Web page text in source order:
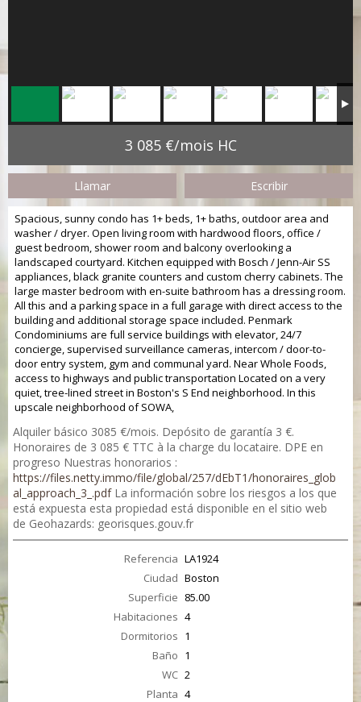
3 085 €/mois HC
Llamar Escribir
Spacious, sunny condo has 1+ beds, 1+ baths, outdoor area and
washer / dryer. Open living room with hardwood floors, office /
guest bedroom, shower room and balcony overlooking a
landscaped courtyard. Kitchen equipped with Bosch / Jenn-Air SS
appliances, black granite counters and custom cherry cabinets. The
large master bedroom with en-suite bathroom has a dressing room.
All this and a parking space in a full garage with direct access to the
building and additional storage space included. Penmark
Condominiums are full service buildings with elevator, 24/7
concierge, supervised surveillance cameras, intercom / door-to-
door entry system, gym and communal yard. Near Whole Foods,
access to highways and public transportation Located on a very
quiet, tree-lined street in Boston's S End neighborhood. In this
upscale neighborhood of SOWA,
Alquiler básico 3085 €/mois. Depósito de garantía 3 €.
Honoraires de 3 085 € TTC à la charge du locataire. DPE en
progreso Nuestras honorarios :
https://files.netty.immo/file/global/257/dEbT1/honoraires_glob
al_approach_3_.pdfLa información sobre los riesgos a los que
está expuesta esta propiedad está disponible en el sitio web
de Geohazards: georisques.gouv.fr
Referencia LA1924
Ciudad Boston
Superficie 85.00
Habitaciones 4
Dormitorios 1
Baño 1
WC 2
Planta 4